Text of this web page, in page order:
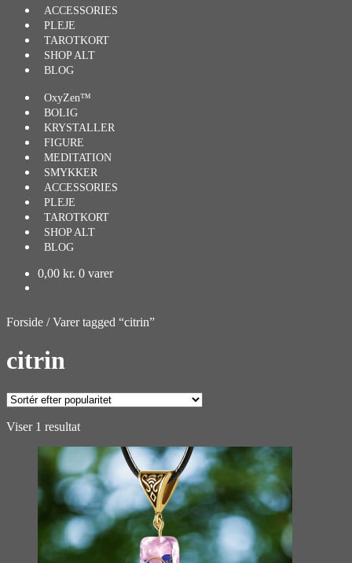
ACCESSORIES
PLEJE
TAROTKORT
SHOP ALT
BLOG
OxyZen™
BOLIG
KRYSTALLER
FIGURE
MEDITATION
SMYKKER
ACCESSORIES
PLEJE
TAROTKORT
SHOP ALT
BLOG
0,00 kr. 0 varer
Forside /Varer tagged “citrin”
citrin
Viser 1 resultat